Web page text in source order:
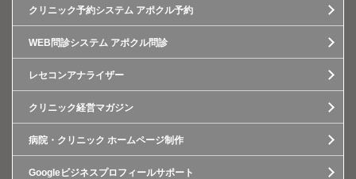
クリニック予約システム アポクル予約
WEB問診システム アポクル問診
レセコンアナライザー
クリニック経営マガジン
病院・クリニック ホームページ制作
Googleビジネスプロフィールサポート